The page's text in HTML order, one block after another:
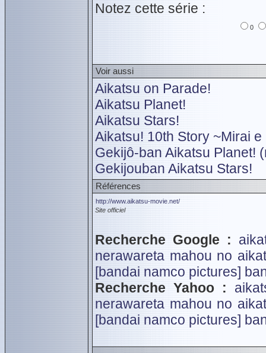
Notez cette série :
0
Voir aussi
Aikatsu on Parade!
Aikatsu Planet!
Aikatsu Stars!
Aikatsu! 10th Story ~Mirai
Gekijô-ban Aikatsu Planet!
Gekijouban Aikatsu Stars!
Références
http://www.aikatsu-movie.net/
Site officiel
Recherche Google :
nerawareta mahou no
[bandai namco pictures]
Recherche Yahoo :
nerawareta mahou no
[bandai namco pictures]